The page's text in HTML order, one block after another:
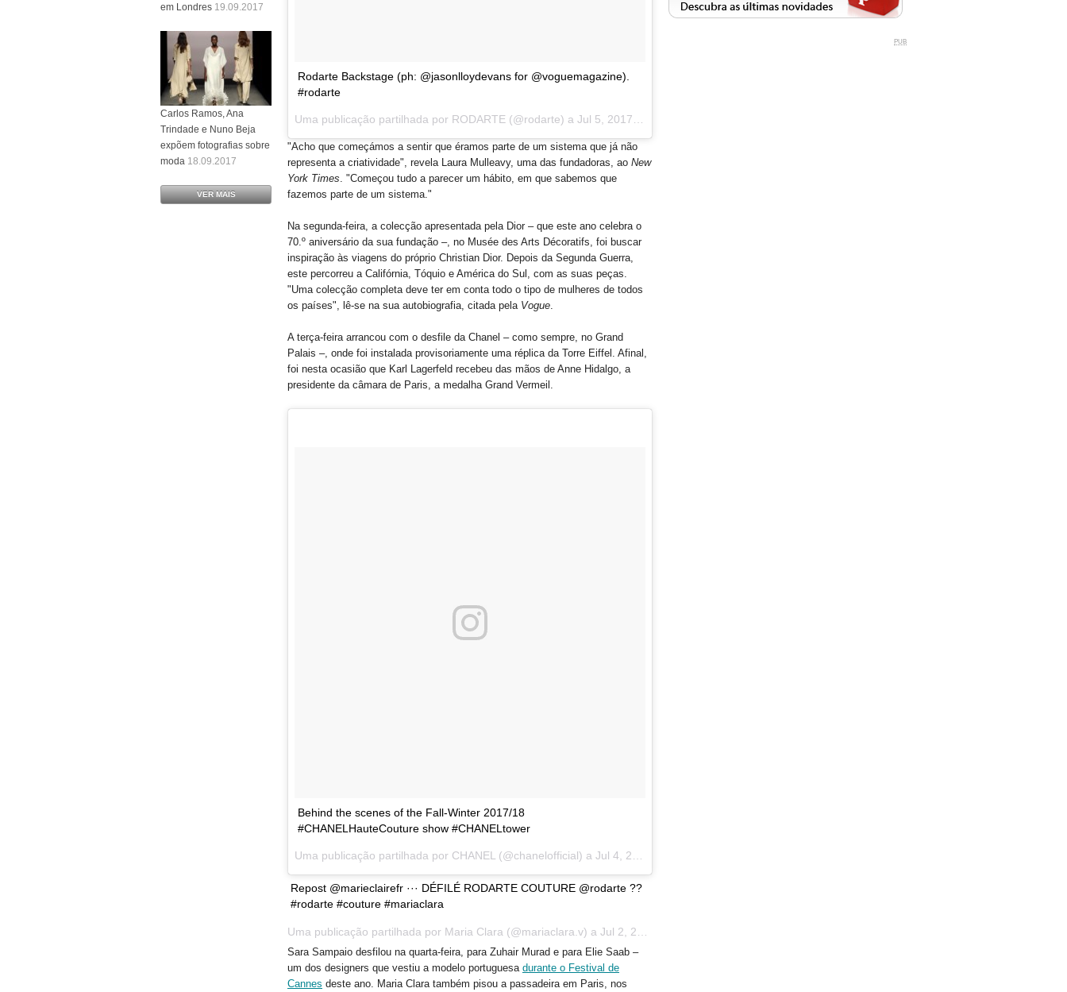
Rodarte Backstage (ph: @jasonlloydevans for @voguemagazine).
#rodarte
Uma publicação partilhada por RODARTE (@rodarte) a Jul 5, 2017 às 1:12 PDT
"Acho que começámos a sentir que éramos parte de um sistema que já não
representa a criatividade", revela Laura Mulleavy, uma das fundadoras, ao New
York Times . "Começou tudo a parecer um hábito, em que sabemos que
fazemos parte de um sistema."
Na segunda-feira, a colecção apresentada pela Dior – que este ano celebra o
70.º aniversário da sua fundação –, no Musée des Arts Décoratifs, foi buscar
inspiração às viagens do próprio Christian Dior. Depois da Segunda Guerra,
este percorreu a Califórnia, Tóquio e América do Sul, com as suas peças.
"Uma colecção completa deve ter em conta todo o tipo de mulheres de todos
os países", lê-se na sua autobiografia, citada pela Vogue
A terça-feira arrancou com o desfile da Chanel – como sempre, no Grand
Palais –, onde foi instalada provisoriamente uma réplica da Torre Eiffel. Afinal,
foi nesta ocasião que Karl Lagerfeld recebeu das mãos de Anne Hidalgo, a
presidente da câmara de Paris, a medalha Grand Vermeil.
Behind the scenes of the Fall-Winter 2017/18
#CHANELHauteCouture show #CHANELtower
Uma publicação partilhada por CHANEL (@chanelofficial) a Jul 4, 2017 às 5:07 PDT
Repost @marieclairefr ··· DÉFILÉ RODARTE COUTURE @rodarte ??
#rodarte #couture #mariaclara
Uma publicação partilhada por Maria Clara (@mariaclara.v) a Jul 2, 2017 às 9:28 PDT
Sara Sampaio desfilou na quarta-feira, para Zuhair Murad e para Elie Saab –
um dos designers que vestiu a modelo portuguesa durante o Festival de
Cannes deste ano. Maria Clara também pisou a passadeira em Paris, nos
em Londres 19.09.2017
Carlos Ramos, Ana
Trindade e Nuno Beja
expõem fotografias sobre
moda 18.09.2017
VER MAIS
PUB